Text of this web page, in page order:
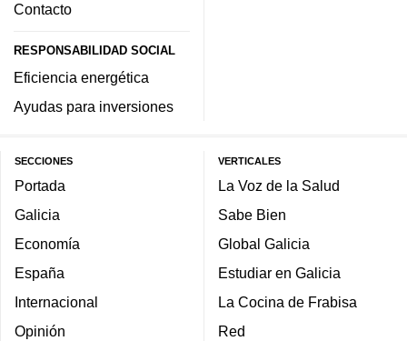
Contacto
RESPONSABILIDAD SOCIAL
Eficiencia energética
Ayudas para inversiones
SECCIONES
Portada
Galicia
Economía
España
Internacional
Opinión
VERTICALES
La Voz de la Salud
Sabe Bien
Global Galicia
Estudiar en Galicia
La Cocina de Frabisa
Red